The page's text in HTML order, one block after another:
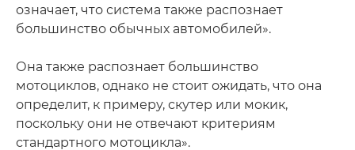
означает, что система также распознает
большинство обычных автомобилей».
Она также распознает большинство
мотоциклов, однако не стоит ожидать, что она
определит, к примеру, скутер или мокик,
поскольку они не отвечают критериям
стандартного мотоцикла».